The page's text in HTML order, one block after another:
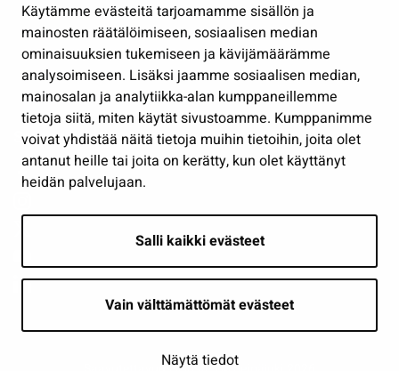
Käytämme evästeitä tarjoamamme sisällön ja
mainosten räätälöimiseen, sosiaalisen median
ominaisuuksien tukemiseen ja kävijämäärämme
analysoimiseen. Lisäksi jaamme sosiaalisen median,
mainosalan ja analytiikka-alan kumppaneillemme
tietoja siitä, miten käytät sivustoamme. Kumppanimme
voivat yhdistää näitä tietoja muihin tietoihin, joita olet
antanut heille tai joita on kerätty, kun olet käyttänyt
heidän palvelujaan.
Salli kaikki evästeet
Vain välttämättömät evästeet
Näytä tiedot
Työ ja yrittäminen
Osallistu ja asioi
Näytä omat evästeasetukseni
Seuraa meitä